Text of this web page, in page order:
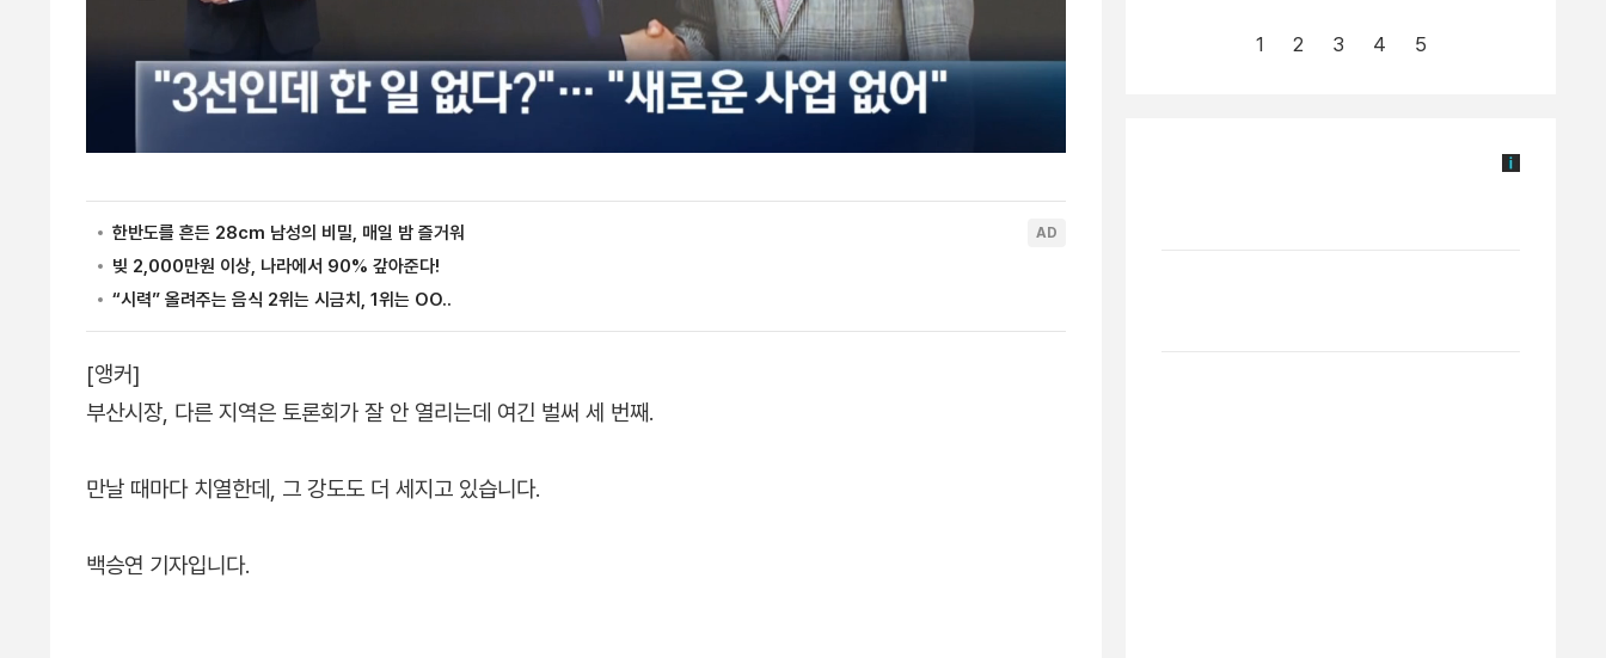
[앵커]
부산시장, 다른 지역은 토론회가 잘 안 열리는데 여긴 벌써 세 번째.
만날 때마다 치열한데, 그 강도도 더 세지고 있습니다.
백승연 기자입니다.
1 2 3 4 5